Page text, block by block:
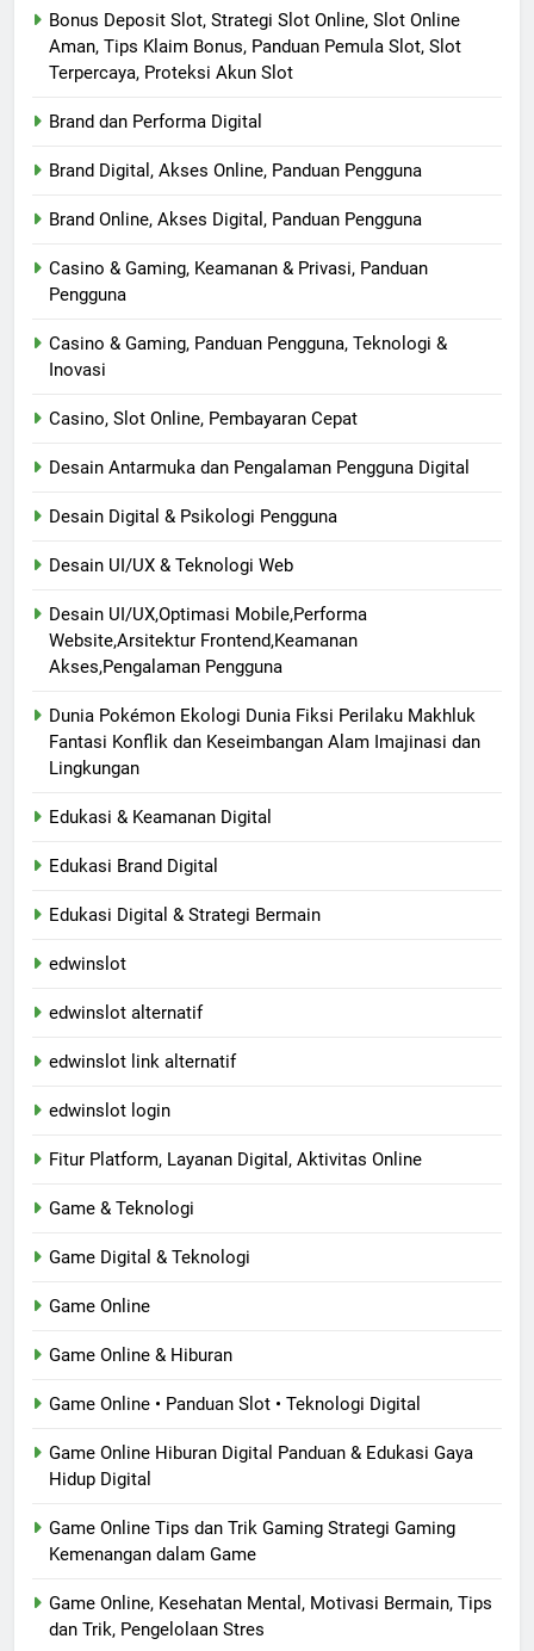
Bonus Deposit Slot, Strategi Slot Online, Slot Online
Aman, Tips Klaim Bonus, Panduan Pemula Slot, Slot
Terpercaya, Proteksi Akun Slot
Brand dan Performa Digital
Brand Digital, Akses Online, Panduan Pengguna
Brand Online, Akses Digital, Panduan Pengguna
Casino & Gaming, Keamanan & Privasi, Panduan
Pengguna
Casino & Gaming, Panduan Pengguna, Teknologi &
Inovasi
Casino, Slot Online, Pembayaran Cepat
Desain Antarmuka dan Pengalaman Pengguna Digital
Desain Digital & Psikologi Pengguna
Desain UI/UX & Teknologi Web
Desain UI/UX,Optimasi Mobile,Performa
Website,Arsitektur Frontend,Keamanan
Akses,Pengalaman Pengguna
Dunia Pokémon Ekologi Dunia Fiksi Perilaku Makhluk
Fantasi Konflik dan Keseimbangan Alam Imajinasi dan
Lingkungan
Edukasi & Keamanan Digital
Edukasi Brand Digital
Edukasi Digital & Strategi Bermain
edwinslot
edwinslot alternatif
edwinslot link alternatif
edwinslot login
Fitur Platform, Layanan Digital, Aktivitas Online
Game & Teknologi
Game Digital & Teknologi
Game Online
Game Online & Hiburan
Game Online • Panduan Slot • Teknologi Digital
Game Online Hiburan Digital Panduan & Edukasi Gaya
Hidup Digital
Game Online Tips dan Trik Gaming Strategi Gaming
Kemenangan dalam Game
Game Online, Kesehatan Mental, Motivasi Bermain, Tips
dan Trik, Pengelolaan Stres